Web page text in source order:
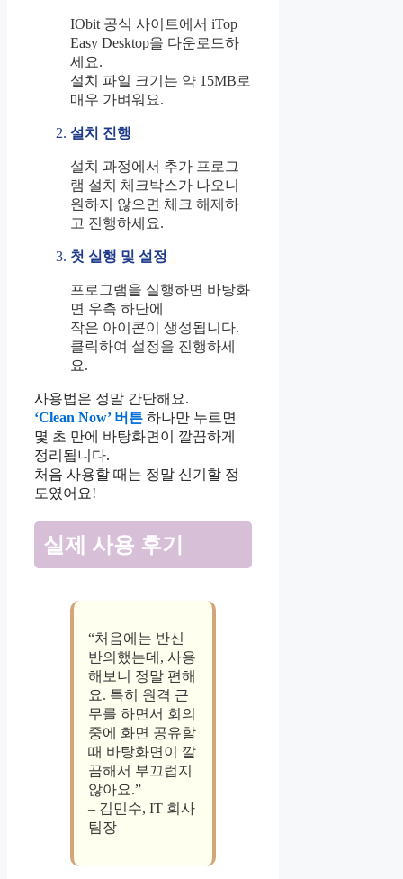
IObit 공식 사이트에서 iTop
Easy Desktop을 다운로드하
세요.
설치 파일 크기는 약 15MB로
매우 가벼워요.
설치 진행
설치 과정에서 추가 프로그
램 설치 체크박스가 나오니
원하지 않으면 체크 해제하
고 진행하세요.
첫 실행 및 설정
프로그램을 실행하면 바탕화
면 우측 하단에
작은 아이콘이 생성됩니다.
클릭하여 설정을 진행하세
요.
사용법은 정말 간단해요.
‘Clean Now’ 버튼 하나만 누르면
몇 초 만에 바탕화면이 깔끔하게
정리됩니다.
처음 사용할 때는 정말 신기할 정
도였어요!
실제 사용 후기
“처음에는 반신
반의했는데, 사용
해보니 정말 편해
요. 특히 원격 근
무를 하면서 회의
중에 화면 공유할
때 바탕화면이 깔
끔해서 부끄럽지
않아요.”
– 김민수, IT 회사
팀장